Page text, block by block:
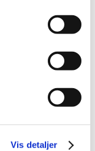
Vis detaljer